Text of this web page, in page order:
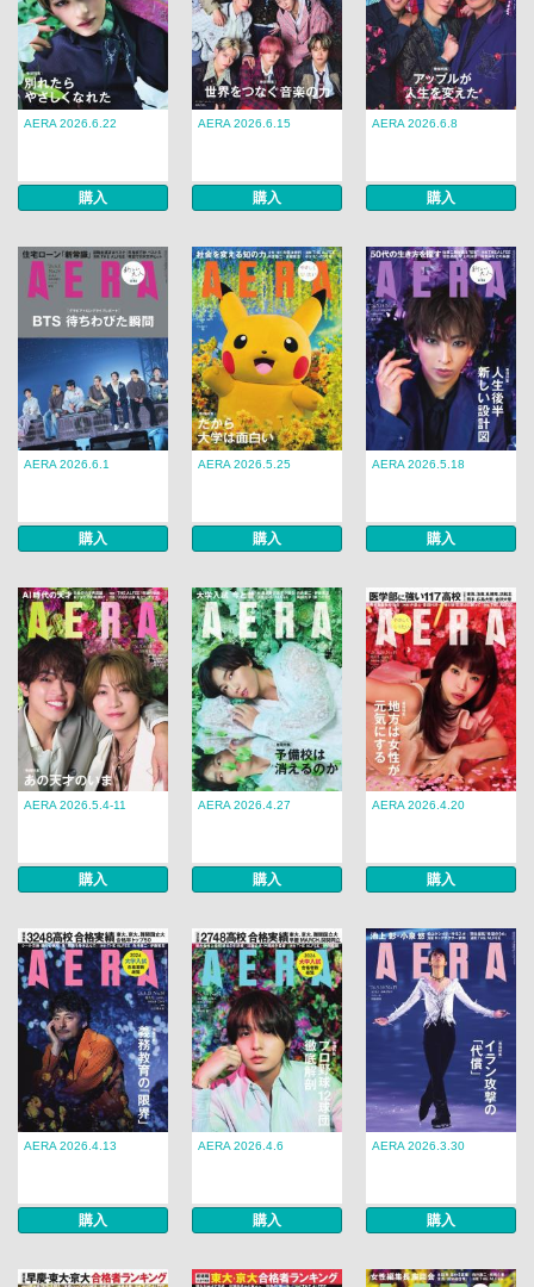
AERA 2026.6.22
購入
AERA 2026.6.15
購入
AERA 2026.6.8
購入
AERA 2026.6.1
購入
AERA 2026.5.25
購入
AERA 2026.5.18
購入
AERA 2026.5.4-11
購入
AERA 2026.4.27
購入
AERA 2026.4.20
購入
AERA 2026.4.13
購入
AERA 2026.4.6
購入
AERA 2026.3.30
購入